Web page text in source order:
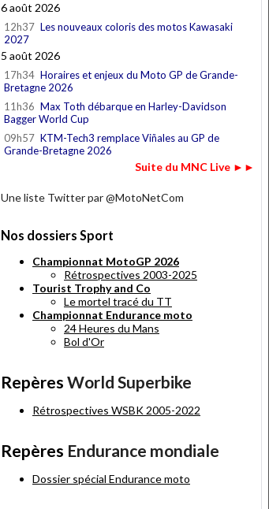
6 août 2026
12h37 Les nouveaux coloris des motos Kawasaki
2027
5 août 2026
17h34 Horaires et enjeux du Moto GP de Grande-
Bretagne 2026
11h36 Max Toth débarque en Harley-Davidson
Bagger World Cup
09h57 KTM-Tech3 remplace Viñales au GP de
Grande-Bretagne 2026
Suite du MNC Live ►►
Une liste Twitter par @MotoNetCom
Nos dossiers Sport
Championnat MotoGP 2026
Rétrospectives 2003-2025
Tourist Trophy and Co
Le mortel tracé du TT
Championnat Endurance moto
24 Heures du Mans
Bol d'Or
Repères World Superbike
Rétrospectives WSBK 2005-2022
Repères Endurance mondiale
Dossier spécial Endurance moto